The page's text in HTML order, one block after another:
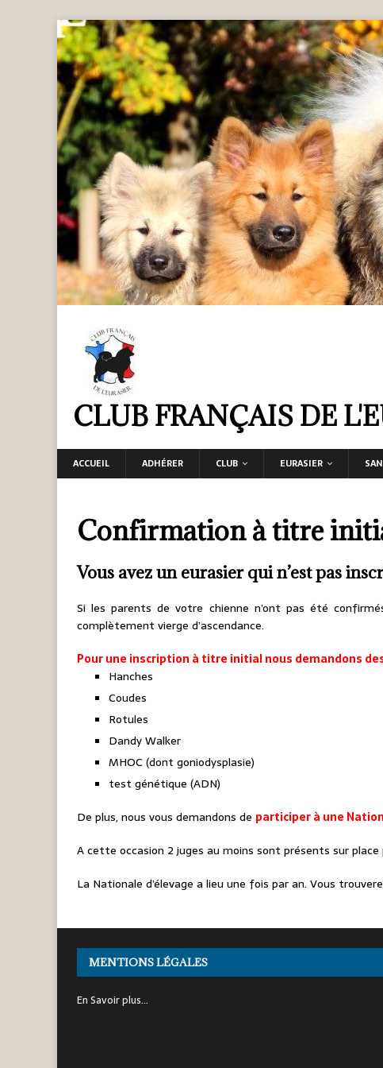
CLUB FRANÇAIS DE
ACCUEIL ADHÉRER CLUB EURASIER
Confirmation à titre
Vous avez un eurasier qui n’est pas
Si les parents de votre chienne n’ont pas été
complètement vierge d’ascendance.
Pour une inscription à titre initial nous demandons
Hanches
Coudes
Rotules
Dandy Walker
MHOC (dont goniodysplasie)
test génétique (ADN)
De plus, nous vous demandons de participer à une
A cette occasion 2 juges au moins sont présents sur
La Nationale d’élevage a lieu une fois par an. Vous
MENTIONS LÉGALES
En Savoir plus…